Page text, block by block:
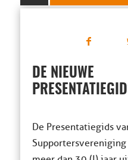
DE NIEUWE
De Presentatiegids